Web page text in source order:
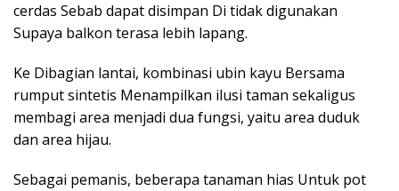
cerdas Sebab dapat disimpan Di tidak digunakan
Supaya balkon terasa lebih lapang.
Ke Dibagian lantai, kombinasi ubin kayu Bersama
rumput sintetis Menampilkan ilusi taman sekaligus
membagi area menjadi dua fungsi, yaitu area duduk
dan area hijau.
Sebagai pemanis, beberapa tanaman hias Untuk pot